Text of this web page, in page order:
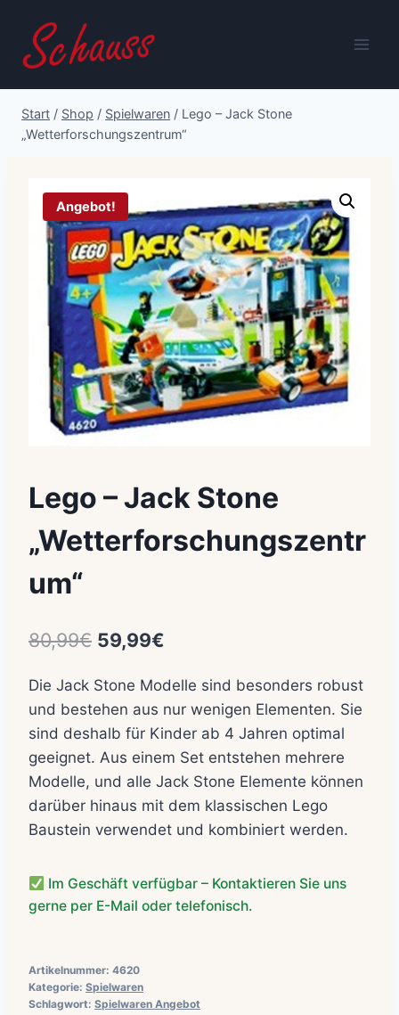
Inhalt
springen
Start / Shop / Spielwaren / Lego – Jack Stone
„Wetterforschungszentrum“
Angebot!
Lego – Jack Stone
„Wetterforschungszentr
um“
80,99€ Ursprünglicher
war:
80,99€
59,99€
ist:
59,99€.
Die Jack Stone Modelle sind besonders robust
und bestehen aus nur wenigen Elementen. Sie
sind deshalb für Kinder ab 4 Jahren optimal
geeignet. Aus einem Set entstehen mehrere
Modelle, und alle Jack Stone Elemente können
darüber hinaus mit dem klassischen Lego
Baustein verwendet und kombiniert werden.
Im Geschäft verfügbar – Kontaktieren Sie uns
gerne per E-Mail oder telefonisch.
Artikelnummer: 4620
Kategorie: Spielwaren
Schlagwort: Spielwaren Angebot